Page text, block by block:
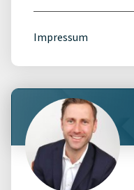
Impressum